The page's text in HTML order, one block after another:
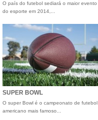
O país do futebol sediará o maior evento
do esporte em 2014,...
SUPER BOWL
O super Bowl é o campeonato de futebol
americano mais famoso...